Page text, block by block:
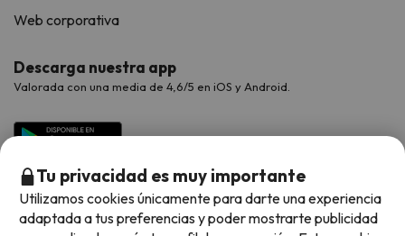
Web corporativa
Descarga nuestra app
Valorada con una media de 4,6/5 en iOS y Android.
Tu privacidad es muy importante
Utilizamos cookies únicamente para darte una experiencia
adaptada a tus preferencias y poder mostrarte publicidad